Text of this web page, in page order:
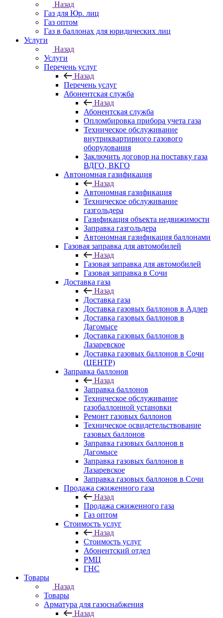
Назад
Газ для Юр. лиц
Газ оптом
Газ в баллонах для юридических лиц
Услуги
Назад
Услуги
Перечень услуг
Назад
Перечень услуг
Абонентская служба
Назад
Абонентская служба
Опломбировка прибора учета газа
Техническое обслуживание
внутриквартирного газового
оборудования
Заключить договор на поставку газа
ВДГО, ВКГО
Автономная газификация
Назад
Автономная газификация
Техническое обслуживание
газгольдера
Газификация объекта недвижимости
Заправка газгольдера
Автономная газификация баллонами
Газовая заправка для автомобилей
Назад
Газовая заправка для автомобилей
Газовая заправка в Сочи
Доставка газа
Назад
Доставка газа
Доставка газовых баллонов в Адлер
Доставка газовых баллонов в
Дагомысе
Доставка газовых баллонов в
Лазаревское
Доставка газовых баллонов в Сочи
(ЦЕНТР)
Заправка баллонов
Назад
Заправка баллонов
Техническое обслуживание
газобаллонной установки
Pемонт газовых баллонов
Техническое освидетельствование
газовых баллонов
Заправка газовых баллонов в
Дагомысе
Заправка газовых баллонов в
Лазаревское
Заправка газовых баллонов в Сочи
Продажа сжиженного газа
Назад
Продажа сжиженного газа
Газ оптом
Стоимость услуг
Назад
Стоимость услуг
Абонентский отдел
РМЦ
ГНС
Товары
Назад
Товары
Арматура для газоснабжения
Назад